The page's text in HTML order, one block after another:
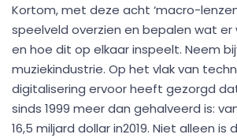
Kortom, met deze acht ‘macro-
speelveld overzien en bepalen wat
en hoe dit op elkaar inspeelt. Neem
muziekindustrie. Op het vlak van
digitalisering ervoor heeft gezorgd
sinds 1999 meer dan gehalveerd is:
16,5 miljard dollar in2019. Niet alleen is